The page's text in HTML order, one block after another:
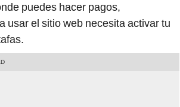
puedes hacer pagos,
usar el sitio web necesita activar tu